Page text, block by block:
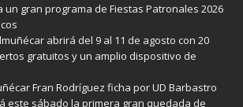
gran programa de Fiestas Patronales 2026
abrirá del 9 al 11 de agosto con 20
gratuitos y un amplio dispositivo de
Fran Rodríguez ficha por UD Barbastro
este sábado la primera gran quedada de